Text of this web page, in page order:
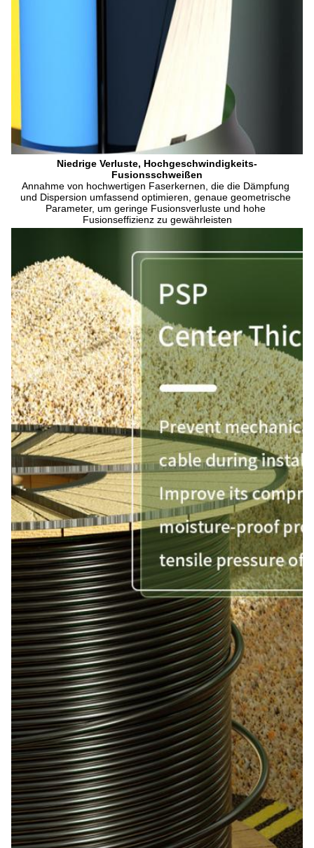
Niedrige Verluste, Hochgeschwindigkeits-
Fusionsschweißen
Annahme von hochwertigen Faserkernen, die die Dämpfung
und Dispersion umfassend optimieren, genaue geometrische
Parameter, um geringe Fusionsverluste und hohe
Fusionseffizienz zu gewährleisten